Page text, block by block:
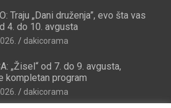
Traju „Dani druženja”, evo šta vas
4. do 10. avgusta
dakicorama
„Žisel“ od 7. do 9. avgusta,
kompletan program
dakicorama